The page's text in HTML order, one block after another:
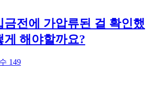
금전에 가압류된 걸 확인했
게 해야할까요?
149